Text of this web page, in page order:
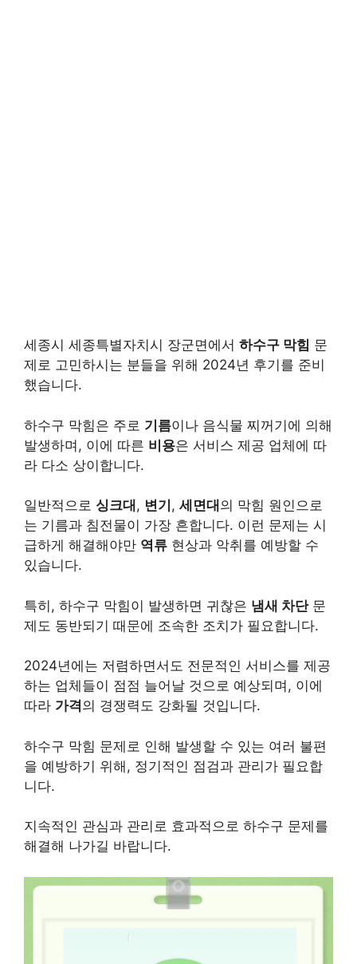
세종시 세종특별자치시 장군면에서 하수구 막힘 문
제로 고민하시는 분들을 위해 2024년 후기를 준비
했습니다.
하수구 막힘은 주로 기름이나 음식물 찌꺼기에 의해
발생하며, 이에 따른 비용은 서비스 제공 업체에 따
라 다소 상이합니다.
일반적으로 싱크대 , 변기 , 세면대 의 막힘 원인으로
는 기름과 침전물이 가장 흔합니다. 이런 문제는 시
급하게 해결해야만 역류 현상과 악취를 예방할 수
있습니다.
특히, 하수구 막힘이 발생하면 귀찮은 냄새 차단문
제도 동반되기 때문에 조속한 조치가 필요합니다.
2024년에는 저렴하면서도 전문적인 서비스를 제공
하는 업체들이 점점 늘어날 것으로 예상되며, 이에
따라 가격의 경쟁력도 강화될 것입니다.
하수구 막힘 문제로 인해 발생할 수 있는 여러 불편
을 예방하기 위해, 정기적인 점검과 관리가 필요합
니다.
지속적인 관심과 관리로 효과적으로 하수구 문제를
해결해 나가길 바랍니다.